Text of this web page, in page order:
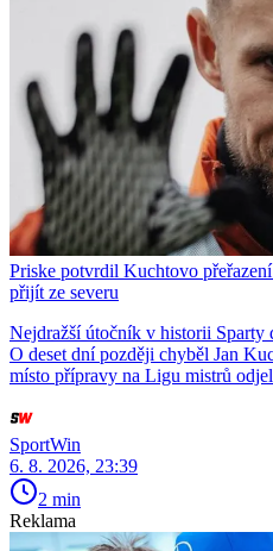
Priske potvrdil Kuchtovo
přijít ze severu
Nejdražší útočník v historii Sparty
O deset dní později chyběl Jan
místo přípravy na Ligu mistrů
SportWin
6. 8. 2026, 23:39
2 min
Reklama